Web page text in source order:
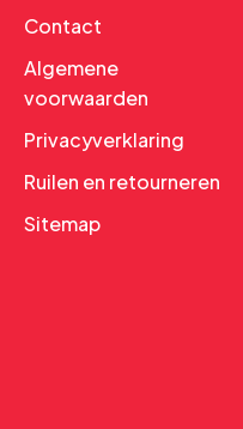
Contact
Algemene
voorwaarden
Privacyverklaring
Ruilen en retourneren
Sitemap